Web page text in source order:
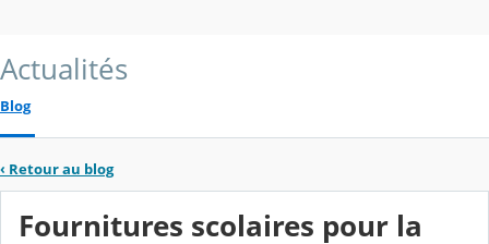
Actualités
Blog
‹ Retour au blog
Fournitures scolaires pour la